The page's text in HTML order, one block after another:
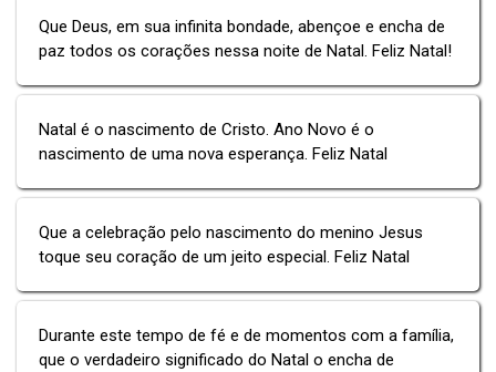
Que Deus, em sua infinita bondade, abençoe e encha de
paz todos os corações nessa noite de Natal. Feliz Natal!
Natal é o nascimento de Cristo. Ano Novo é o
nascimento de uma nova esperança. Feliz Natal
Que a celebração pelo nascimento do menino Jesus
toque seu coração de um jeito especial. Feliz Natal
Durante este tempo de fé e de momentos com a família,
que o verdadeiro significado do Natal o encha de